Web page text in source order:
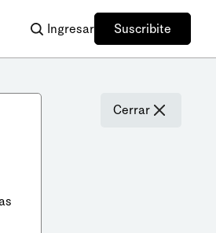
Ingresar Suscribite
Cerrar